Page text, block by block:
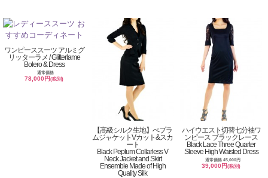
ワンピーススーツ アルミグ
リッターラメ / Glitterlame
Bolero & Dress
通常価格
78,000円(税別)
【高級シルク生地】ぺプラ
ムジャケットVカット&スカ
ート
Black Peplum Collarless V
Neck Jacket and Skirt
Ensemble Made of High
Quality Silk
ハイウエスト切替七分袖ワ
ンピース ブラックレース
Black Lace Three Quarter
Sleeve High Waisted Dress
通常価格 45,000円
39,000円(税別)